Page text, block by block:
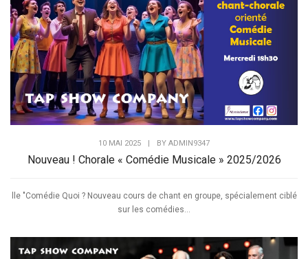
10 MAI 2025 BY ADMIN9347
Nouveau ! Chorale « Comédie Musicale » 2025/2026
lle "Comédie Quoi ? Nouveau cours de chant en groupe, spécialement ciblé
sur les comédies...